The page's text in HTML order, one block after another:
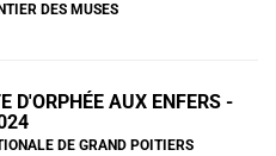
DES MUSES
D'ORPHÉE AUX ENFERS -
DE GRAND POITIERS